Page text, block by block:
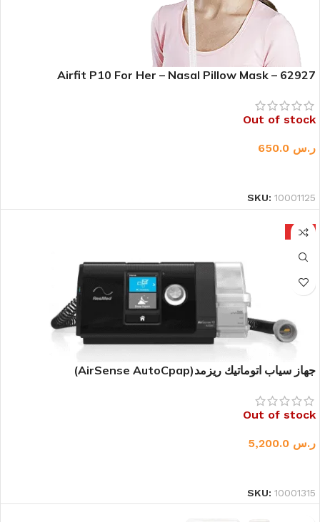
Airfit P10 For Her – Nasal Pillow Mask – 62927
Out of stock
ر.س 650.0
SKU: 10001125
HOT
جهاز سياب اتوماتيك ريزمد(AirSense AutoCpap)
Out of stock
ر.س 5,200.0
SKU: 10001315